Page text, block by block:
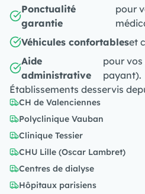
Ponctualité
garantie
pour
Véhicules confortableset
Aide
administrative
pour vos
payant).
Établissements desservis
CH de Valenciennes
Polyclinique Vauban
Clinique Tessier
CHU Lille (Oscar Lambret)
Centres de dialyse
Hôpitaux parisiens